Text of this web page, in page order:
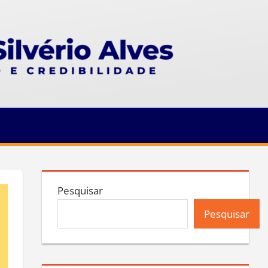
Pesquisar
Pesquisar